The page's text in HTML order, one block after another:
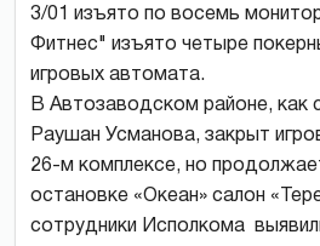
3/01 изъято по восемь
Фитнес" изъято четыре
игровых автомата.
В Автозаводском районе, как
Раушан Усманова, закрыт
26-м комплексе, но
остановке «Океан» салон
сотрудники Исполкома